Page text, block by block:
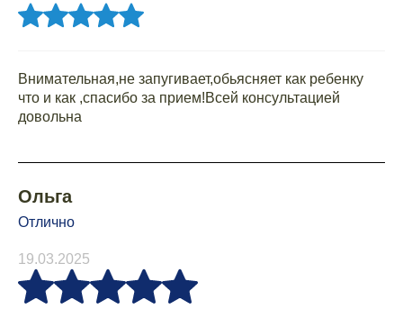
Внимательная,не запугивает,обьясняет как ребенку
что и как ,спасибо за прием!Всей консультацией
довольна
Ольга
Отлично
19.03.2025